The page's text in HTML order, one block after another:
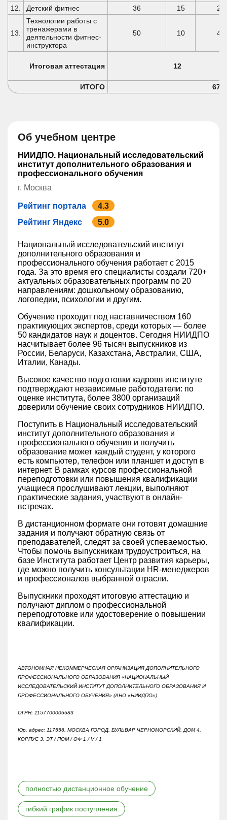
12.
Детский фитнес 36 15 21
13.
Технологии работы с
тренажерами в
деятельности фитнес-
инструктора
50 10 40
Итоговая аттестация 12
ИТОГО 670
Об учебном центре
НИИДПО. Национальный исследовательский
институт дополнительного образования и
профессионального обучения
г. Москва
Рейтинг портала
4.3
Рейтинг Яндекс
5.0
полностью дистанционное обучение
гибкий график поступления
Национальный исследовательский институт
дополнительного образования и
профессионального обучения работает с 2015
года. За это время его специалисты создали 720+
актуальных образовательных программ по 20
направлениям: дошкольному образованию,
логопедии, психологии и другим.
Обучение проходит под наставничеством 160
практикующих экспертов, среди которых — более
50 кандидатов наук и доцентов. Сегодня НИИДПО
насчитывает более 96 тысяч выпускников из
России, Беларуси, Казахстана, Австралии, США,
Италии, Канады.
Высокое качество подготовки кадровв институте
подтверждают независимые работодатели: по
оценке института, более 3800 организаций
доверили обучение своих сотрудников НИИДПО.
Поступить в Национальный исследовательский
институт дополнительного образования и
профессионального обучения и получить
образование может каждый студент, у которого
есть компьютер, телефон или планшет и доступ в
интернет. В рамках курсов профессиональной
переподготовки или повышения квалификации
учащиеся прослушивают лекции, выполняют
практические задания, участвуют в онлайн-
встречах.
В дистанционном формате они готовят домашние
задания и получают обратную связь от
преподавателей, следят за своей успеваемостью.
Чтобы помочь выпускникам трудоустроиться, на
базе Института работает Центр развития карьеры,
где можно получить консультации HR-менеджеров
и профессионалов выбранной отрасли.
Выпускники проходят итоговую аттестацию и
получают диплом о профессиональной
переподготовке или удостоверение о повышении
квалификации.
АВТОНОМНАЯ НЕКОММЕРЧЕСКАЯ ОРГАНИЗАЦИЯ ДОПОЛНИТЕЛЬНОГО
ПРОФЕССИОНАЛЬНОГО ОБРАЗОВАНИЯ «НАЦИОНАЛЬНЫЙ
ИССЛЕДОВАТЕЛЬСКИЙ ИНСТИТУТ ДОПОЛНИТЕЛЬНОГО ОБРАЗОВАНИЯ И
ПРОФЕССИОНАЛЬНОГО ОБУЧЕНИЯ» (АНО «НИИДПО»)
ОГРН: 1157700006683
Юр. адрес: 117556, МОСКВА ГОРОД, БУЛЬВАР ЧЕРНОМОРСКИЙ, ДОМ 4,
КОРПУС 3, ЭТ / ПОМ / ОФ 1 / V / 1